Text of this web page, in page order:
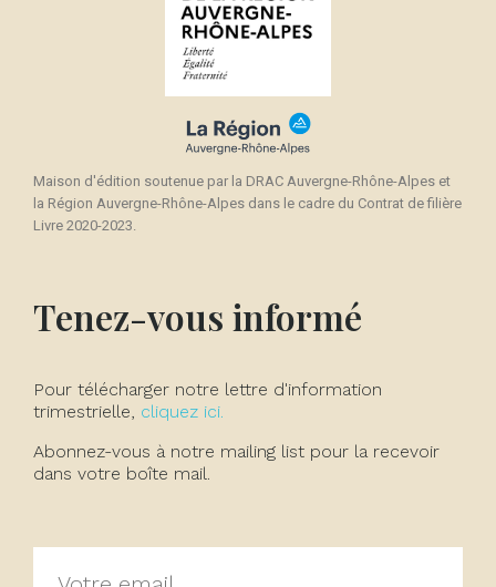
Maison d'édition soutenue par la DRAC Auvergne-Rhône-Alpes et
la Région Auvergne-Rhône-Alpes dans le cadre du Contrat de filière
Livre 2020-2023.
Tenez-vous informé
Pour télécharger notre lettre d'information
trimestrielle, cliquez ici.
Abonnez-vous à notre mailing list pour la recevoir
dans votre boîte mail.